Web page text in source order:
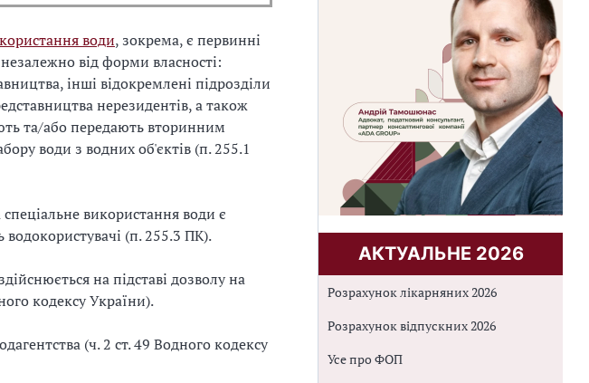
води, зокрема, є первинні
від форми власності:
інші відокремлені підрозділи
нерезидентів, а також
та/або передають вторинним
води з водних об'єктів (п. 255.1
використання води є
(п. 255.3 ПК).
на підставі дозволу на
кодексу України).
(ч. 2 ст. 49 Водного кодексу
АКТУАЛЬНЕ 2026
Розрахунок лікарняних 2026
Розрахунок відпускних 2026
Усе про ФОП